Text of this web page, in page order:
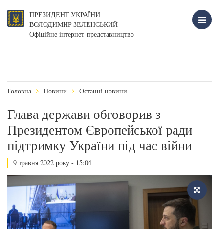
ПРЕЗИДЕНТ УКРАЇНИ
ВОЛОДИМИР ЗЕЛЕНСЬКИЙ
Офіційне інтернет-представництво
Головна Новини Останні новини
Глава держави обговорив з
Президентом Європейської ради
підтримку України під час війни
9 травня 2022 року - 15:04